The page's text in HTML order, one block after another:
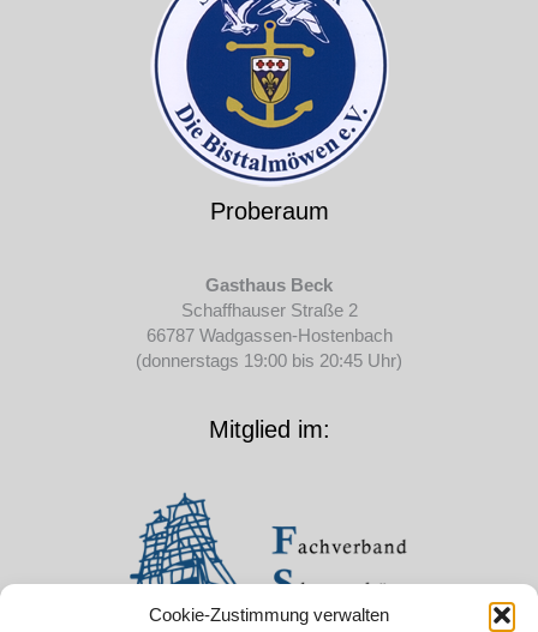
Cookie-Zustimmung verwalten
Proberaum
Gasthaus Beck
Schaffhauser Straße 2
66787 Wadgassen-Hostenbach
(donnerstags 19:00 bis 20:45 Uhr)
Mitglied im: